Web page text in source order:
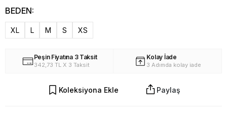
BEDEN:
XL L M S XS
Peşin Fiyatına 3 Taksit
342,73 TL X 3 Taksit
Kolay İade
3 Adımda kolay iade
Koleksiyona Ekle Paylaş